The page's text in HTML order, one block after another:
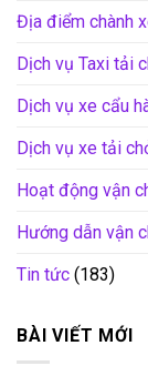
Địa điểm chành
Dịch vụ Taxi tải
Dịch vụ xe cẩu
Dịch vụ xe tải
Hoạt động vận
Hướng dẫn vận
Tin tức (183)
BÀI VIẾT MỚI